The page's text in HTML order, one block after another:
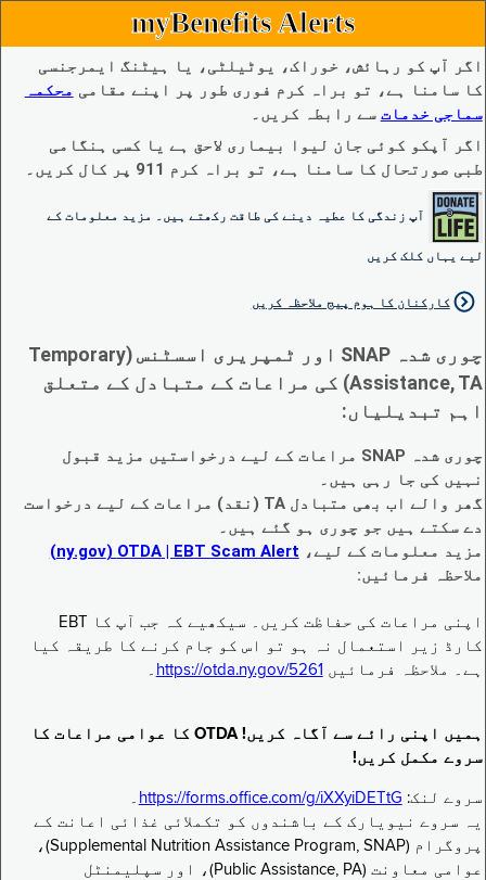
myBenefits Alerts
اگر آپ کو رہائش، خوراک، یوٹیلٹی، یا ہیٹنگ ایمرجنسی
کا سامنا ہے، تو براہ کرم فوری طور پر اپنے مقامی محکمہ
سماجی خدمات سے رابطہ کریں۔
اگر آپکو کوئی جان لیوا بیماری لاحق ہے یا کسی ہنگامی
طبی صورتحال کا سامنا ہے، تو براہ کرم 911 پر کال کریں۔
آپ زندگی کا عطیہ دینے کی طاقت رکھتے ہیں۔ مزید معلومات کے
لیے یہاں کلک کریں
کارکنان کا ہوم پیج ملاحظہ کریں
چوری شدہ SNAP اور ٹمپریری اسسٹنس (Temporary
Assistance, TA) کی مراعات کے متبادل کے متعلق
اہم تبدیلیاں:
چوری شدہ SNAP مراعات کے لیے درخواستیں مزید قبول
نہیں کی جا رہی ہیں۔
گھر والے اب بھی متبادل TA (نقد) مراعات کے لیے درخواست
دے سکتے ہیں جو چوری ہو گئے ہیں۔
مزید معلومات کے لیے، EBT Scam Alert ‏| OTDA ‏(ny.gov)
ملاحظہ فرمائیں:
اپنی مراعات کی حفاظت کریں۔ سیکھیے کہ جب آپ کا EBT
کارڈ زیر استعمال نہ ہو تو اس کو جام کرنے کا طریقہ کیا
ہے۔ ملاحظہ فرمائیں https://otda.ny.gov/5261 ۔
ہمیں اپنی رائے سے آگاہ کریں! OTDA کا عوامی مراعات کا
سروے مکمل کریں!
سروے لنک: https://forms.office.com/g/iXXyiDETtG ۔
یہ سروے نیویارک کے باشندوں کو تکملائی غذائی اعانت کے
پروگرام (Supplemental Nutrition Assistance Program, SNAP)،
عوامی معاونت (Public Assistance, PA)، اور سپلیمنٹل